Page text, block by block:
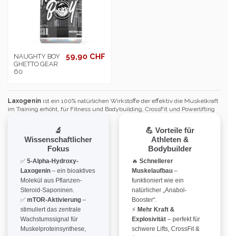
NAUGHTY BOY
GHETTO GEAR
60
59,90 CHF
Laxogenin ist ein 100% natürlichen Wirkstoffe der effektiv die Muskelkraft
im Training erhöht, für Fitness und Bodybuilding, CrossFit und Powerlifting
🔬
Wissenschaftlicher
Fokus
✅ 5-Alpha-Hydroxy-
Laxogenin – ein bioaktives
Molekül aus Pflanzen-
Steroid-Saponinen.
✅ mTOR-Aktivierung –
stimuliert das zentrale
Wachstumssignal für
Muskelproteinsynthese,
💪 Vorteile für
Athleten &
Bodybuilder
🔥 Schnellerer
Muskelaufbau –
funktioniert wie ein
natürlicher „Anabol-
Booster“.
⚡ Mehr Kraft &
Explosivität – perfekt für
schwere Lifts, CrossFit &